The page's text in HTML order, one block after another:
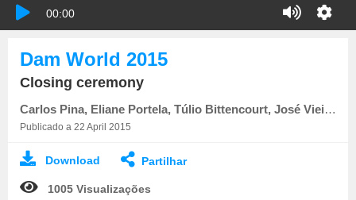
00:00
Dam World 2015
Closing ceremony
Carlos Pina, Eliane Portela, Túlio Bittencourt, José Vieira de Lemos, José Marques
Publicado a 22 April 2015
Download Partilhar
1005 Visualizações